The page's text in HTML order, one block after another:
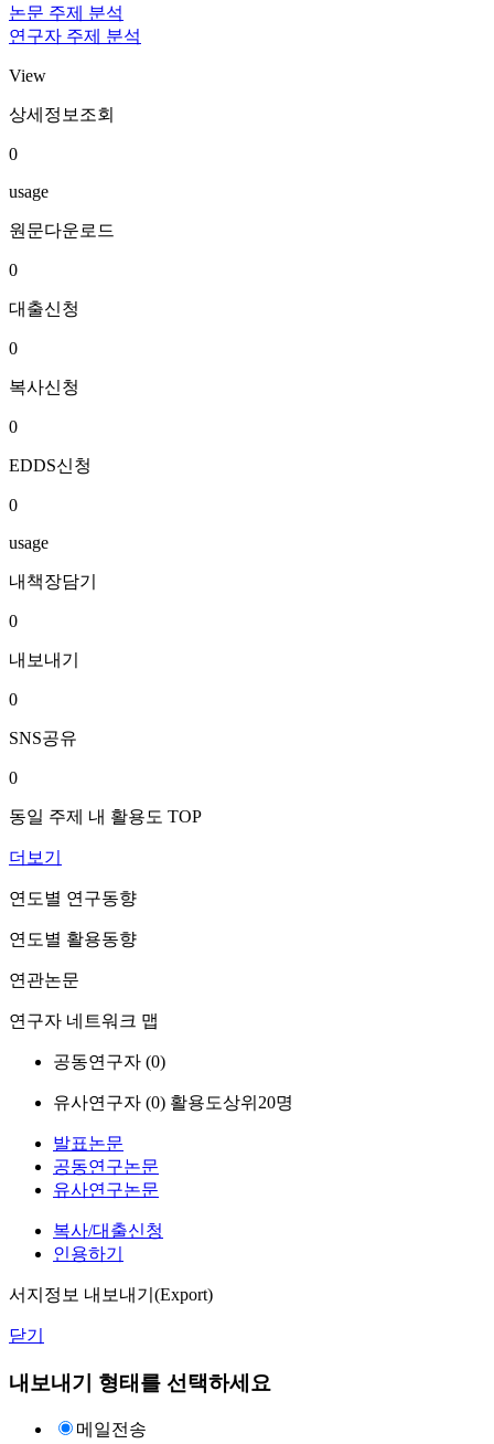
논문 주제 분석
연구자 주제 분석
View
상세정보조회
0
usage
원문다운로드
0
대출신청
0
복사신청
0
EDDS신청
0
usage
내책장담기
0
내보내기
0
SNS공유
0
동일 주제 내 활용도 TOP
더보기
연도별 연구동향
연도별 활용동향
연관논문
연구자 네트워크 맵
공동연구자 (0)
유사연구자 (0) 활용도상위20명
발표논문
공동연구논문
유사연구논문
복사/대출신청
인용하기
서지정보 내보내기(Export)
닫기
내보내기 형태를 선택하세요
메일전송